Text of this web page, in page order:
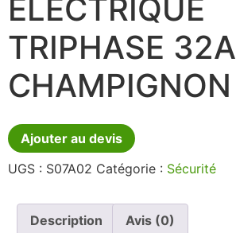
ELECTRIQUE
TRIPHASE 32A
CHAMPIGNON
Ajouter au devis
UGS : S07A02 Catégorie : Sécurité
Description Avis (0)